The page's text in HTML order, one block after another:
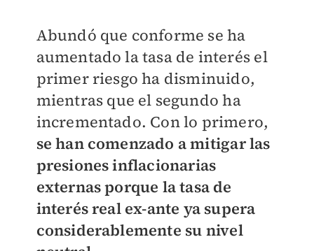
Abundó que conforme se ha
aumentado la tasa de interés el
primer riesgo ha disminuido,
mientras que el segundo ha
incrementado. Con lo primero,
se han comenzado a mitigar las
presiones inflacionarias
externas porque la tasa de
interés real ex-ante ya supera
considerablemente su nivel